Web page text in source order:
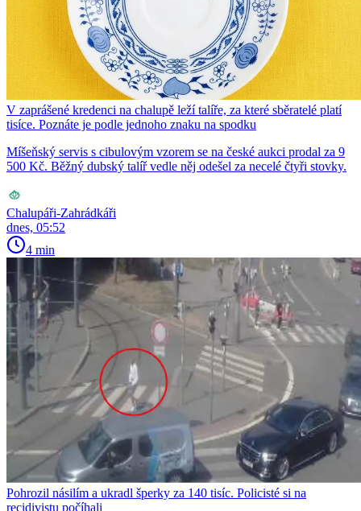
V zaprášené kredenci na chalupě leží talíře, za které sběratelé platí
tisíce. Poznáte je podle jednoho znaku na spodku
Míšeňský servis s cibulovým vzorem se na české aukci prodal za 9
500 Kč. Běžný dubský talíř vedle něj odešel za necelé čtyři stovky.
Chalupáři-Zahrádkáři
dnes, 05:52
4 min
Pohrozil násilím a ukradl šperky za 140 tisíc. Policisté si na
recidivistu počíhali